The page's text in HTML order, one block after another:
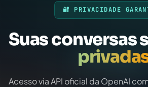
🔐 PRIVACIDADE
Suas conversas
Acesso via API oficial da OpenAI